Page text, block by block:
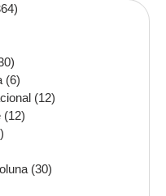
(6)
(12)
(12)
(30)